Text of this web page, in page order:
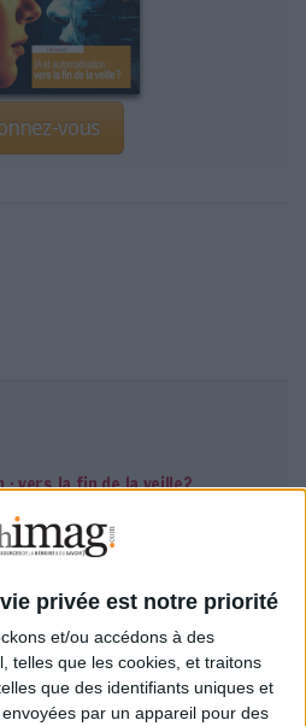
privée est notre priorité
et/ou accédons à des
telles que les cookies, et traitons
que des identifiants uniques et
par un appareil pour des
vous
vers la fin de la veille?
survivre face aux pressions?
: le pivot de la transformation